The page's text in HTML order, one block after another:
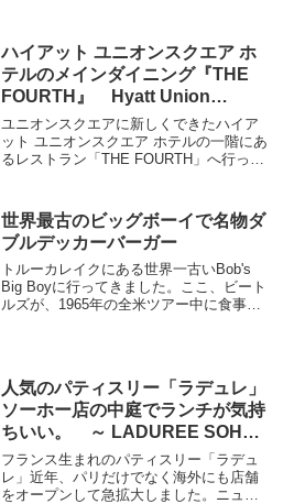
チリゾートがありました！フロリダ州の
西側は、鍋やフライパンの...
ハイアット ユニオンスクエア ホ
テルのメインダイニング『THE
FOURTH』 Hyatt Union
Square
ユニオンスクエアに新しくできたハイア
ット ユニオンスクエア ホテルの一階にあ
るレストラン「THE FOURTH」へ行って
界隈で評判の高いtocquevilleレス...
世界最古のビッグボーイで名物ダ
ブルデッカーバーガー
トルーカレイクにある世界一古いBob's
Big Boyに行ってきました。ここ、ビート
ルズが、1965年の全米ツアー中に食事を
名...
人気のパティスリー「ラデュレ」
ソーホー店の中庭でランチが気持
ちいい。 ～ LADUREE SOHO
～
フランス生まれのパティスリー「ラデュ
レ」近年、パリだけでなく海外にも店舗
をオープンして急拡大しました。ニュー